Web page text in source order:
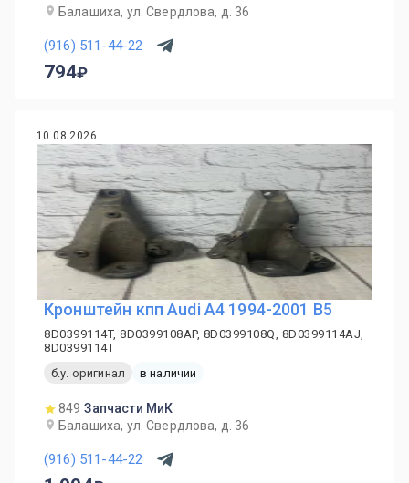
Балашиха, ул. Свердлова, д. 36
(916) 511-44-22
794
10.08.2026
Кронштейн кпп Audi A4 1994-2001 B5
8D0399114T, 8D0399108AP, 8D0399108Q, 8D0399114AJ,
8D0399114T
б.у. оригинал
в наличии
849 Запчасти МиК
Балашиха, ул. Свердлова, д. 36
(916) 511-44-22